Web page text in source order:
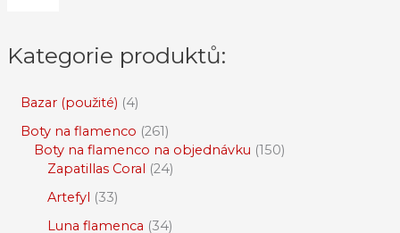
Kategorie produktů:
Bazar (použité) 4
Boty na flamenco 261
Boty na flamenco na objednávku 150
Zapatillas Coral 24
Artefyl 33
Luna flamenca 34